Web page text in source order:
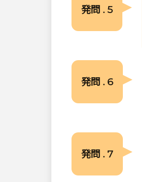
発問 . 5
発問 . 6
発問 . 7